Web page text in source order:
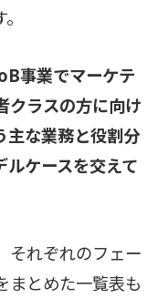
事業でマーケテ
クラスの方に向け
主な業務と役割分
ルケースを交えて
それぞれのフェー
まとめた一覧表も